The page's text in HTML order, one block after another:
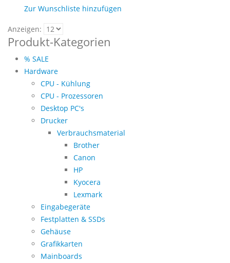
Zur Wunschliste hinzufügen
Anzeigen:
Produkt-Kategorien
% SALE
Hardware
CPU - Kühlung
CPU - Prozessoren
Desktop PC's
Drucker
Verbrauchsmaterial
Brother
Canon
HP
Kyocera
Lexmark
Eingabegeräte
Festplatten & SSDs
Gehäuse
Grafikkarten
Mainboards